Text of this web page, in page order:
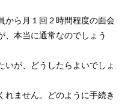
ら月１回２時間程度の面会
、本当に通常なのでしょう
が、どうしたらよいでしょ
ません。どのように手続き